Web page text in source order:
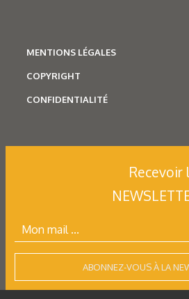
MENTIONS LÉGALES
COPYRIGHT
CONFIDENTIALITÉ
Recevoir
ABONNEZ-VOUS À LA